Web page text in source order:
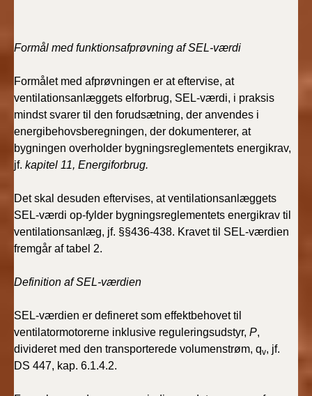
Formål med funktionsafprøvning af SEL-værdi
Formålet med afprøvningen er at eftervise, at
ventilationsanlæggets elforbrug, SEL-værdi, i praksis
mindst svarer til den forudsætning, der anvendes i
energibehovsberegningen, der dokumenterer, at
bygningen overholder bygningsreglementets energikrav,
jf. kapitel 11, Energiforbrug.
Det skal desuden eftervises, at ventilationsanlæggets
SEL-værdi op-fylder bygningsreglementets energikrav til
ventilationsanlæg, jf. §§436-438. Kravet til SEL-værdien
fremgår af tabel 2.
Definition af SEL-værdien
SEL-værdien er defineret som effektbehovet til
ventilatormotorerne inklusive reguleringsudstyr, P,
divideret med den transporterede volumenstrøm, qv, jf.
DS 447, kap. 6.1.4.2.